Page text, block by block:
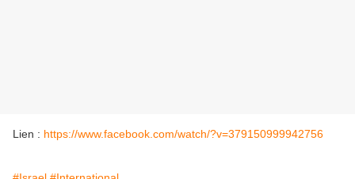
Lien : https://www.facebook.com/watch/?v=379150999942756